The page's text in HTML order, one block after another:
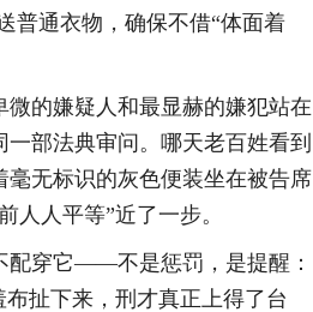
普通衣物，确保不借“体面着
的嫌疑人和最显赫的嫌犯站在
部法典审问。哪天老百姓看到
无标识的灰色便装坐在被告席
人平等”近了一步。
配穿它——不是惩罚，是提醒：
扯下来，刑才真正上得了台